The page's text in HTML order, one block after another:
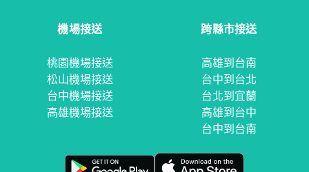
機場接送
桃園機場接送
松山機場接送
台中機場接送
高雄機場接送
跨縣市接送
高雄到台南
台中到台北
台北到宜蘭
高雄到台中
台中到台南